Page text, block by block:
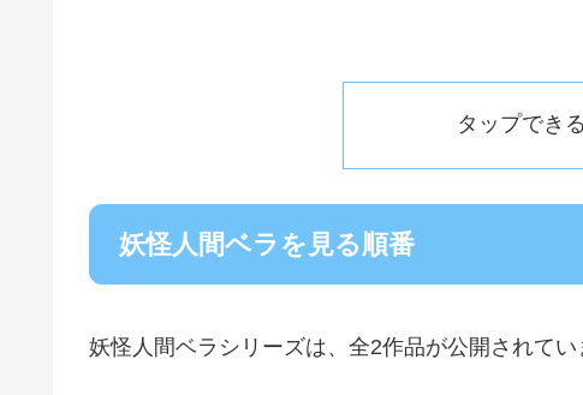
タップでき
妖怪人間ベラを見る順番
妖怪人間ベラシリーズは、全2作品が公開されてい